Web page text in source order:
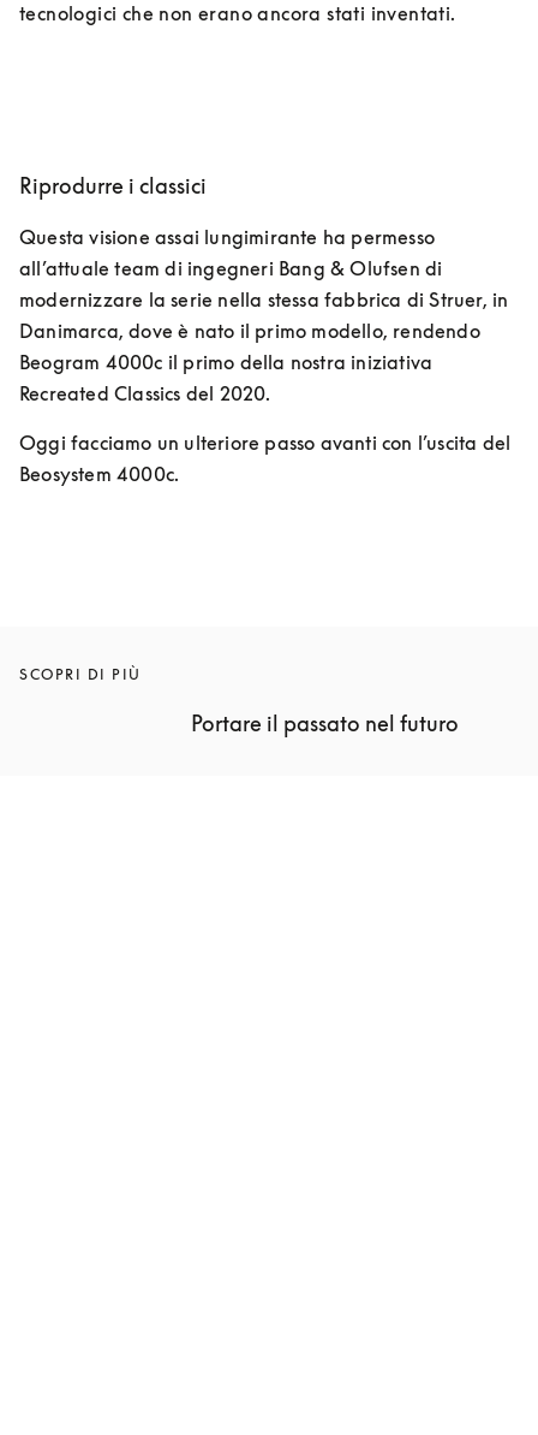
tecnologici che non erano ancora stati inventati.
Riprodurre i classici
Questa visione assai lungimirante ha permesso
all’attuale team di ingegneri Bang & Olufsen di
modernizzare la serie nella stessa fabbrica di Struer, in
Danimarca, dove è nato il primo modello, rendendo
Beogram 4000c il primo della nostra iniziativa
Recreated Classics del 2020.
Oggi facciamo un ulteriore passo avanti con l’uscita del
Beosystem 4000c.
SCOPRI DI PIÙ
Portare il passato nel futuro